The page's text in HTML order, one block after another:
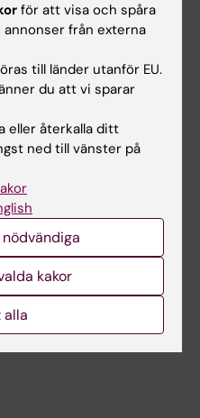
för att visa och spåra
från externa
till länder utanför EU.
du att vi sparar
eller återkalla ditt
ned till vänster på
kakor
alla